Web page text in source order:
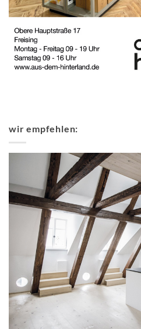
wir empfehlen: